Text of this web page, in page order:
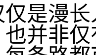
漫长
并非